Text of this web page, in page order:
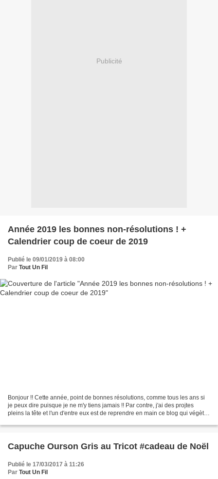
Publicité
Année 2019 les bonnes non-résolutions ! +
Calendrier coup de coeur de 2019
Publié le 09/01/2019 à 08:00
Par Tout Un Fil
Bonjour !! Cette année, point de bonnes résolutions, comme tous les ans si
je peux dire puisque je ne m'y tiens jamais !! Par contre, j'ai des projtes
pleins la tête et l'un d'entre eux est de reprendre en main ce blog qui végète
Capuche Ourson Gris au Tricot #cadeau de Noël
Publié le 17/03/2017 à 11:26
Par Tout Un Fil